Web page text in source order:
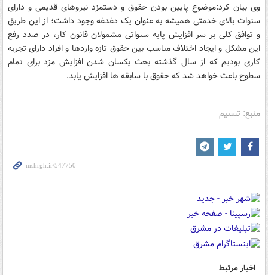
وی بیان کرد:موضوع پایین بودن حقوق و دستمزد نیروهای قدیمی و دارای
سنوات بالای خدمتی همیشه به عنوان یک دغدغه وجود داشت؛ از این طریق
و توافق کلی بر سر افزایش پایه سنواتی مشمولان قانون کار، در صدد رفع
این مشکل و ایجاد اختلاف مناسب بین حقوق تازه واردها و افراد دارای تجربه
کاری بودیم که از سال گذشته بحث یکسان شدن افزایش مزد برای تمام
سطوح باعث خواهد شد که حقوق با سابقه ها افزایش یابد.
منبع: تسنیم
اخبار مرتبط